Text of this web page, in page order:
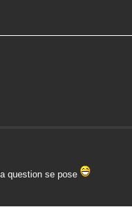
question se pose